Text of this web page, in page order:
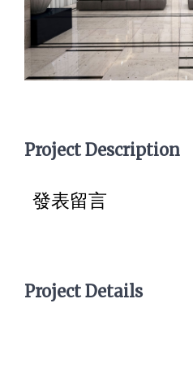
Project Description
發表留言
Project Details